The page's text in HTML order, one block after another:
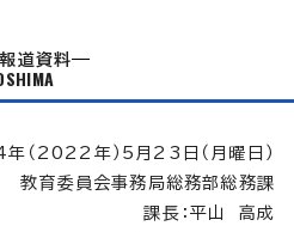
報道資料
年（2022年）5月23日（月曜日）
教育委員会事務局総務部総務課
課長：平山 高成